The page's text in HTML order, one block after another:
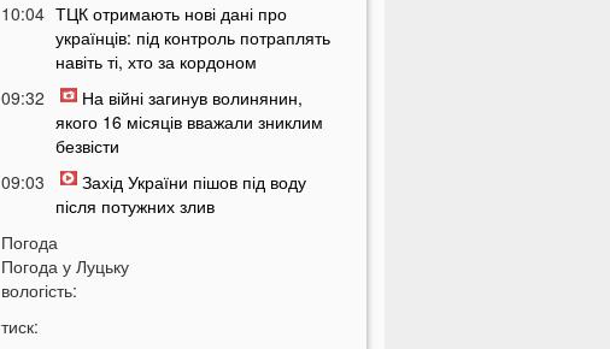
10:04 ТЦК отримають нові дані про
українців: під контроль потраплять
навіть ті, хто за кордоном
09:32
На війні загинув волинянин,
якого 16 місяців вважали зниклим
безвісти
09:03
Захід України пішов під воду
після потужних злив
08:50
мотоцикл: є травмований
07:46
Погода
Погода у Луцьку
вологість:
тиск: